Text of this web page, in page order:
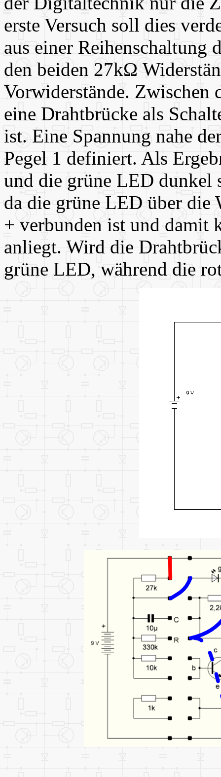
erste Versuch soll dies
aus einer Reihenschaltung
den beiden 27kΩ
Vorwiderstände. Zwischen
eine Drahtbrücke als
ist. Eine Spannung nahe
Pegel 1 definiert. Als
und die grüne LED dunkel
da die grüne LED über die
+ verbunden ist und damit
anliegt. Wird die
grüne LED, während die